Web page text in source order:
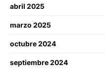
abril 2025
marzo 2025
octubre 2024
septiembre 2024